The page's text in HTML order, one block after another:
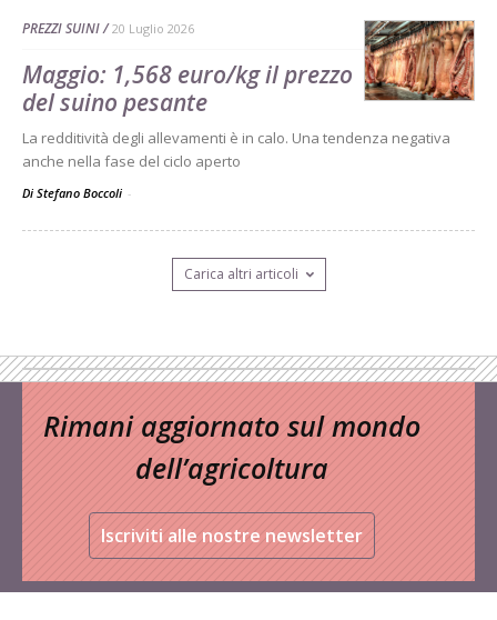
PREZZI SUINI 20 Luglio 2026
Maggio: 1,568 euro/kg il prezzo
del suino pesante
La redditività degli allevamenti è in calo. Una tendenza negativa
anche nella fase del ciclo aperto
Di Stefano Boccoli -
Carica altri articoli
Rimani aggiornato sul mondo
dell’agricoltura
Iscriviti alle nostre newsletter